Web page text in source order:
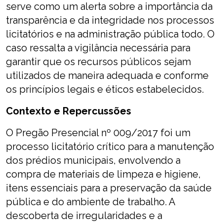
serve como um alerta sobre a importância da
transparência e da integridade nos processos
licitatórios e na administração pública todo. O
caso ressalta a vigilância necessária para
garantir que os recursos públicos sejam
utilizados de maneira adequada e conforme
os princípios legais e éticos estabelecidos.
Contexto e Repercussões
O Pregão Presencial nº 009/2017 foi um
processo licitatório crítico para a manutenção
dos prédios municipais, envolvendo a
compra de materiais de limpeza e higiene,
itens essenciais para a preservação da saúde
pública e do ambiente de trabalho. A
descoberta de irregularidades e a